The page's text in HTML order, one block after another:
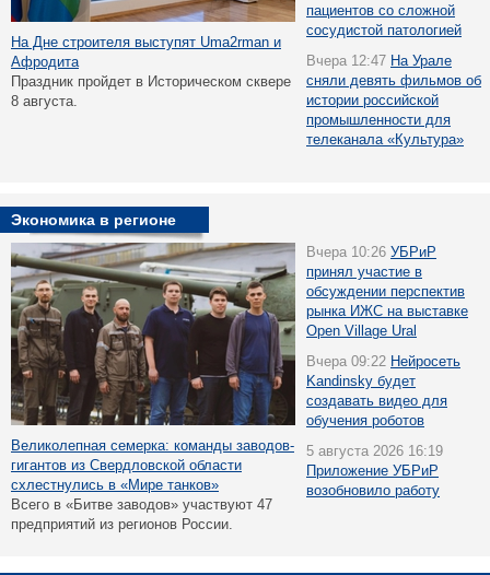
На Дне строителя выступят Uma2rman и
Афродита
Праздник пройдет в Историческом сквере
8 августа.
пациентов со сложной
сосудистой патологией
Вчера 12:47 На Урале
сняли девять фильмов об
истории российской
промышленности для
телеканала «Культура»
Экономика в регионе
Великолепная семерка: команды заводов-
гигантов из Свердловской области
схлестнулись в «Мире танков»
Всего в «Битве заводов» участвуют 47
предприятий из регионов России.
Вчера 10:26 УБРиР
принял участие в
обсуждении перспектив
рынка ИЖС на выставке
Open Village Ural
Вчера 09:22 Нейросеть
Kandinsky будет
создавать видео для
обучения роботов
5 августа 2026 16:19
Приложение УБРиР
возобновило работу